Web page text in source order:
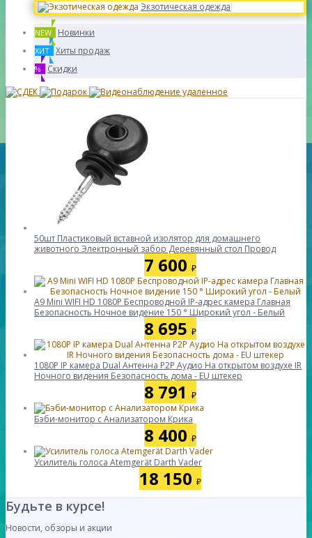
Экзотическая одежда
NEW Новинки
ХИТ Хиты продаж
% Скидки
50шт Пластиковый вставной изолятор для домашнего
животного Электронный забор Деревянный стол Провод
7 600 ₽
A9 Mini WIFI HD 1080P Беспроводной IP-адрес камера Главная
Безопасность Ночное видение 150 ° Широкий угол - Белый
8 695 ₽
1080P IP камера Dual Антенна P2P Аудио На открытом воздухе IR
Ночного видения Безопасность дома - EU штекер
8 791 ₽
Бэби-монитор с Анализатором Крика
8 400 ₽
Усилитель голоса Atemgerät Darth Vader
18 150 ₽
Будьте в курсе!
Новости, обзоры и акции